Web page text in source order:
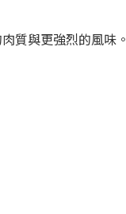
質與更強烈的風味。